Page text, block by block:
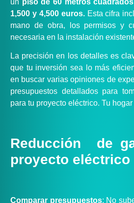
un piso de 60 metros
1,500 y 4,500 euros.Esta cifra
mano de obra, los permisos y
necesaria en la instalación
La precisión en los detalles es
que tu inversión sea lo más
en buscar varias opiniones de
presupuestos detallados para
para tu proyecto eléctrico. Tu
Reducción de
proyecto eléctrico
Comparar presupuestos: No